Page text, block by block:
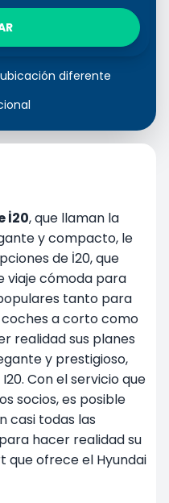
diferente
İ20, que llaman la
y compacto, le
de İ20, que
viaje cómoda para
tanto para
coches a corto como
realidad sus planes
y prestigioso,
Con el servicio que
socios, es posible
casi todas las
hacer realidad su
que ofrece el Hyundai